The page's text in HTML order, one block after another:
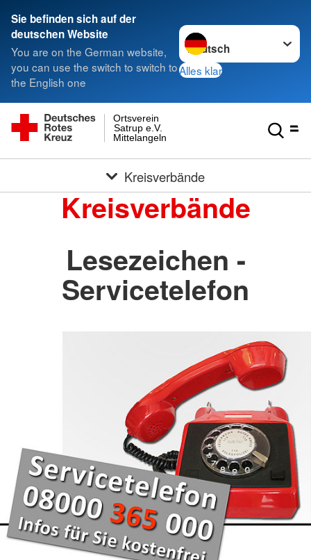
Sie befinden sich auf der
deutschen Website
You are on the German website,
you can use the switch to switch to
the English one
Sprache wechseln zu
Alles klar
Mittelangeln
Satrup e.V.
Ortsverein
Kreisverbände
Kreisverbände
Lesezeichen -
Servicetelefon